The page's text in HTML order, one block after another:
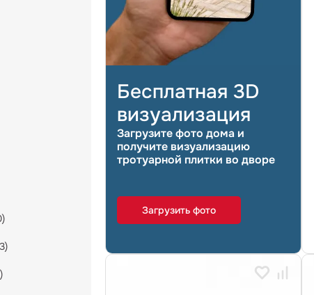
)
)
)
Бесплатная 3D
визуализация
Загрузите фото дома и
получите визуализацию
тротуарной плитки во дворе
Загрузить фото